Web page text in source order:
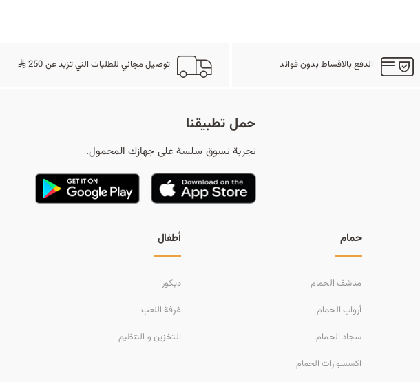
ث الدفع بالاقساط بدون فوائد توصيل مجاني للطلبات التي تزيد عن 250
حمل تطبيقنا
تجربة تسوق سلسة على جهازك المحمول.
حمام
مناشف الحمام
أرواب الحمام
سجاد الحمام
اكسسوارات الحمام
أطفال
ديكور
غرفة اللعب
التخزين و التنظيم